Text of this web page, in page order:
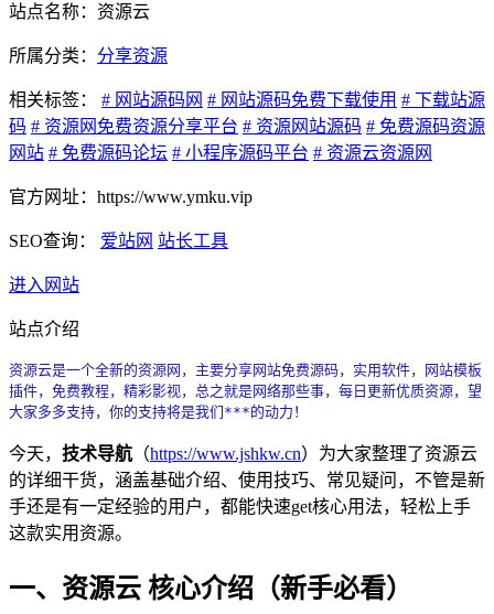
站点名称：资源云
所属分类： 分享资源
相关标签： # 网站源码网 # 网站源码免费下载使用 # 下载站源
码 # 资源网免费资源分享平台 # 资源网站源码 # 免费源码资源
网站 # 免费源码论坛 # 小程序源码平台 # 资源云资源网
官方网址：https://www.ymku.vip
SEO查询： 爱站网 站长工具
进入网站
站点介绍
资源云是一个全新的资源网，主要分享网站免费源码，实用软件，网站模板
插件，免费教程，精彩影视，总之就是网络那些事，每日更新优质资源，望
大家多多支持，你的支持将是我们***的动力！
今天， 技术导航 （https://www.jshkw.cn）为大家整理了资源云
的详细干货，涵盖基础介绍、使用技巧、常见疑问，不管是新
手还是有一定经验的用户，都能快速get核心用法，轻松上手
这款实用资源。
一、资源云 核心介绍（新手必看）